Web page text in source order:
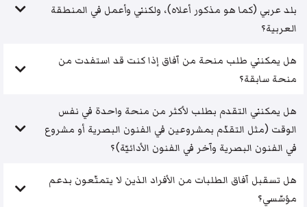
بلد عربي (كما هو مذكور أعلاه)، ولكنني وأعمل في المنطقة
العربية؟
هل يمكنني طلب منحة من آفاق إذا كنت قد استفدت من
منحة سابقة؟
هل يمكنني التقدم بطلب لأكثر من منحة واحدة في نفس
الوقت (مثل التقدّم بمشروعين في الفنون البصرية أو مشروع
في الفنون البصرية وآخر في الفنون الأدائيّة)؟
هل تسقبل آفاق الطلبات من الأفراد الذين لا يتمتّعون بدعم
مؤسّسي؟